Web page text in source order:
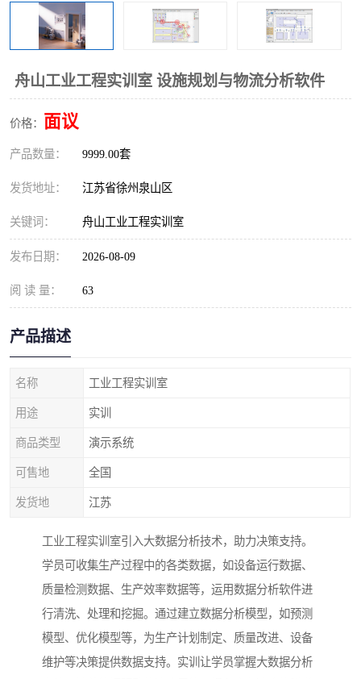
舟山工业工程实训室 设施规划与物流分析软件
价格： 面议
产品数量： 9999.00套
发货地址： 江苏省徐州泉山区
关键词： 舟山工业工程实训室
发布日期： 2026-08-09
阅 读 量： 63
产品描述
名称 工业工程实训室
用途 实训
商品类型 演示系统
可售地 全国
发货地 江苏
工业工程实训室引入大数据分析技术，助力决策支持。
学员可收集生产过程中的各类数据，如设备运行数据、
质量检测数据、生产效率数据等，运用数据分析软件进
行清洗、处理和挖掘。通过建立数据分析模型，如预测
模型、优化模型等，为生产计划制定、质量改进、设备
维护等决策提供数据支持。实训让学员掌握大数据分析